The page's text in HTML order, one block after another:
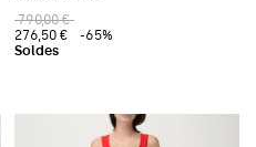
790,00 €
276,50 €
-65%